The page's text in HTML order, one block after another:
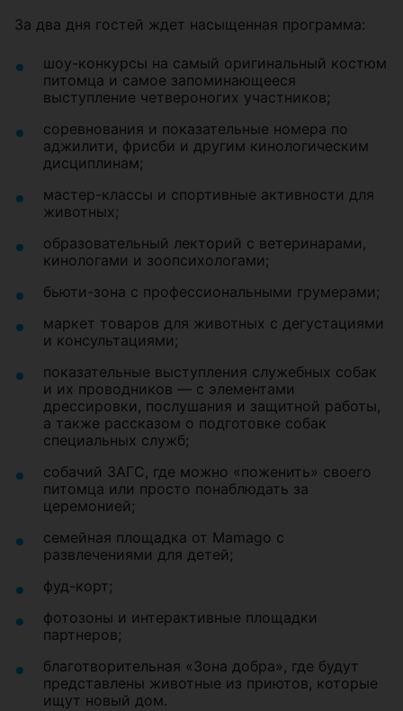
За два дня гостей ждет насыщенная программа:
шоу-конкурсы на самый оригинальный костюм
питомца и самое запоминающееся
выступление четвероногих участников;
соревнования и показательные номера по
аджилити, фрисби и другим кинологическим
дисциплинам;
мастер-классы и спортивные активности для
животных;
образовательный лекторий с ветеринарами,
кинологами и зоопсихологами;
бьюти-зона с профессиональными грумерами;
маркет товаров для животных с дегустациями
и консультациями;
показательные выступления служебных собак
и их проводников — с элементами
дрессировки, послушания и защитной работы,
а также рассказом о подготовке собак
специальных служб;
собачий ЗАГС, где можно «поженить» своего
питомца или просто понаблюдать за
церемонией;
семейная площадка от Mamago с
развлечениями для детей;
фуд-корт;
фотозоны и интерактивные площадки
партнеров;
благотворительная «Зона добра», где будут
представлены животные из приютов, которые
ищут новый дом.